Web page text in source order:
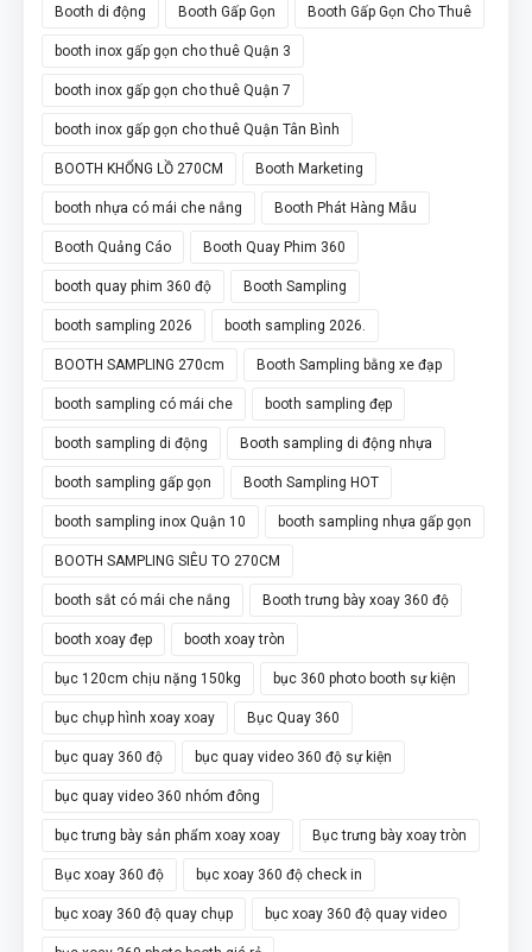
Booth di động Booth Gấp Gọn Booth Gấp Gọn Cho Thuê
booth inox gấp gọn cho thuê Quận 3
booth inox gấp gọn cho thuê Quận 7
booth inox gấp gọn cho thuê Quận Tân Bình
BOOTH KHỔNG LỒ 270CM Booth Marketing
booth nhựa có mái che nắng Booth Phát Hàng Mẫu
Booth Quảng Cáo Booth Quay Phim 360
booth quay phim 360 độ Booth Sampling
booth sampling 2026 booth sampling 2026.
BOOTH SAMPLING 270cm Booth Sampling bằng xe đạp
booth sampling có mái che booth sampling đẹp
booth sampling di động Booth sampling di động nhựa
booth sampling gấp gọn Booth Sampling HOT
booth sampling inox Quận 10 booth sampling nhựa gấp gọn
BOOTH SAMPLING SIÊU TO 270CM
booth sắt có mái che nắng Booth trưng bày xoay 360 độ
booth xoay đẹp booth xoay tròn
bục 120cm chịu nặng 150kg bục 360 photo booth sự kiện
bục chụp hình xoay xoay Bục Quay 360
bục quay 360 độ bục quay video 360 độ sự kiện
bục quay video 360 nhóm đông
bục trưng bày sản phẩm xoay xoay Bục trưng bày xoay tròn
Bục xoay 360 độ bục xoay 360 độ check in
bục xoay 360 độ quay chụp bục xoay 360 độ quay video